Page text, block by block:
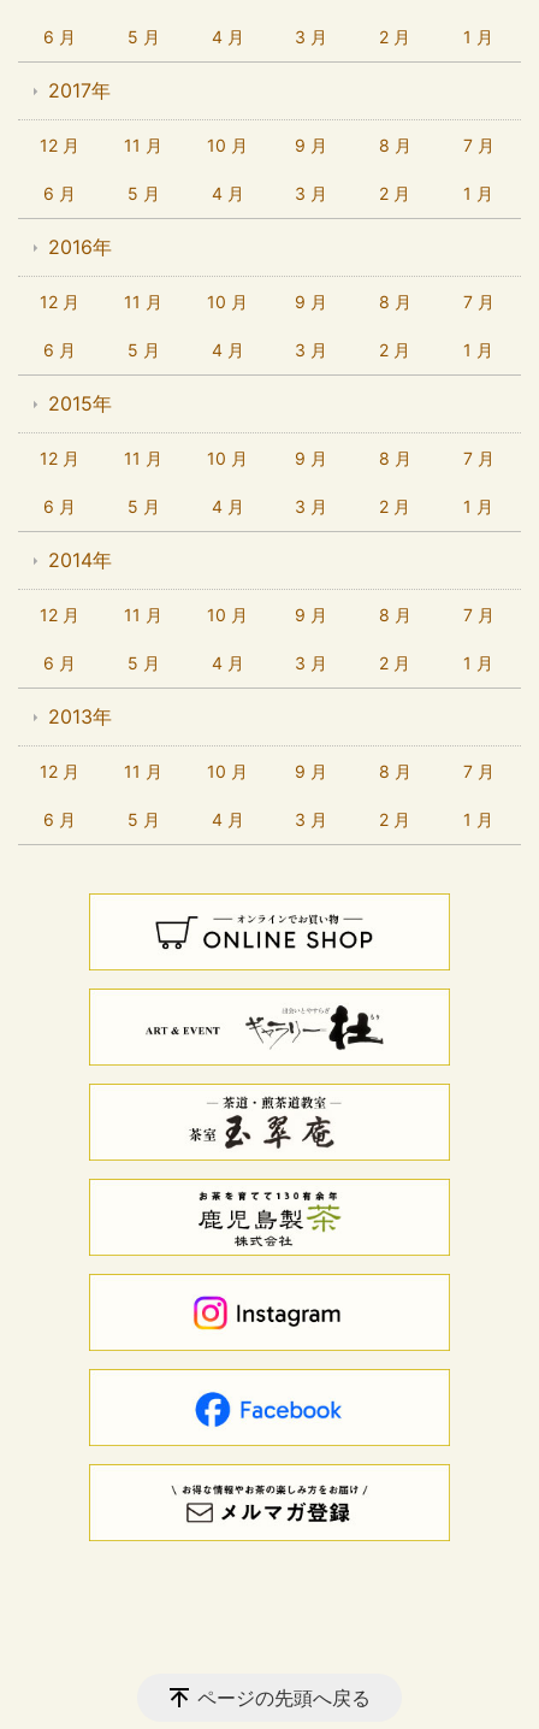
6 月 5 月 4 月 3 月 2 月 1 月
2017年
12 月 11 月 10 月 9 月 8 月 7 月
6 月 5 月 4 月 3 月 2 月 1 月
2016年
12 月 11 月 10 月 9 月 8 月 7 月
6 月 5 月 4 月 3 月 2 月 1 月
2015年
12 月 11 月 10 月 9 月 8 月 7 月
6 月 5 月 4 月 3 月 2 月 1 月
2014年
12 月 11 月 10 月 9 月 8 月 7 月
6 月 5 月 4 月 3 月 2 月 1 月
2013年
12 月 11 月 10 月 9 月 8 月 7 月
6 月 5 月 4 月 3 月 2 月 1 月
ページの先頭へ戻る